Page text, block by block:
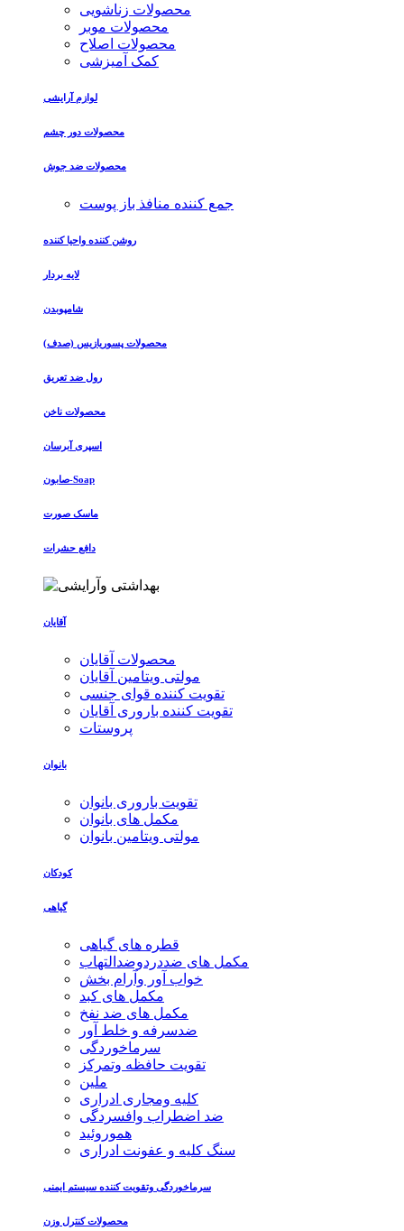
محصولات زناشویی
محصولات موبر
محصولات اصلاح
کمک آمیزشی
لوازم آرایشی
محصولات دور چشم
محصولات ضد جوش
جمع کننده منافذ باز پوست
روشن کننده واحیا کننده
لایه بردار
شامپوبدن
محصولات پسوریازیس (صدف)
رول ضد تعریق
محصولات ناخن
اسپری آبرسان
صابون-Soap
ماسک صورت
دافع حشرات
آقایان
محصولات آقایان
مولتی ویتامین آقایان
تقویت کننده قوای جنسی
تقویت کننده باروری آقایان
پروستات
بانوان
تقویت باروری بانوان
مکمل های بانوان
مولتی ویتامین بانوان
کودکان
گیاهی
قطره های گیاهی
مکمل های ضددردوضدالتهاب
خواب آور وآرام بخش
مکمل های کبد
مکمل های ضد نفخ
ضدسرفه و خلط آور
سرماخوردگی
تقویت حافظه وتمرکز
ملین
کلیه ومجاری ادراری
ضد اضطراب وافسردگی
هموروئید
سنگ کلیه و عفونت ادراری
سرماخوردگی وتقویت کننده سیستم ایمنی
محصولات کنترل وزن